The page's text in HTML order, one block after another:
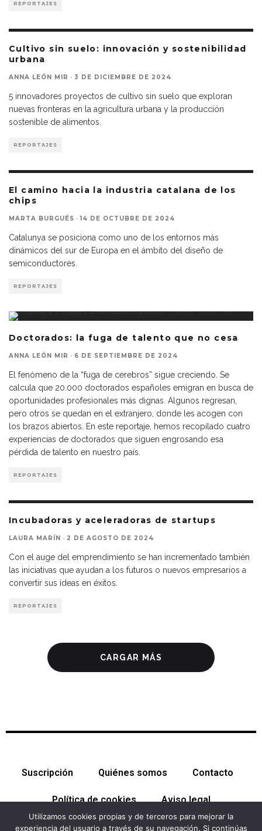
REPORTAJES
Cultivo sin suelo: innovación y sostenibilidad
urbana
ANNA LEÓN MIR · 3 DE DICIEMBRE DE 2024
5 innovadores proyectos de cultivo sin suelo que exploran
nuevas fronteras en la agricultura urbana y la producción
sostenible de alimentos.
REPORTAJES
El camino hacia la industria catalana de los
chips
MARTA BURGUÉS · 14 DE OCTUBRE DE 2024
Catalunya se posiciona como uno de los entornos más
dinámicos del sur de Europa en el ámbito del diseño de
semiconductores.
REPORTAJES
Doctorados: la fuga de talento que no cesa
ANNA LEÓN MIR · 6 DE SEPTIEMBRE DE 2024
El fenómeno de la “fuga de cerebros” sigue creciendo. Se
calcula que 20.000 doctorados españoles emigran en busca de
oportunidades profesionales más dignas. Algunos regresan,
pero otros se quedan en el extranjero, donde les acogen con
los brazos abiertos. En este reportaje, hemos recopilado cuatro
experiencias de doctorados que siguen engrosando esa
pérdida de talento en nuestro país.
REPORTAJES
Incubadoras y aceleradoras de startups
LAURA MARÍN · 2 DE AGOSTO DE 2024
Con el auge del emprendimiento se han incrementado también
las iniciativas que ayudan a los futuros o nuevos empresarios a
convertir sus ideas en éxitos.
REPORTAJES
CARGAR MÁS
Suscripción Quiénes somos Contacto
Política de cookies Aviso legal
Utilizamos cookies propias y de terceros para mejorar la
experiencia del usuario a través de su navegación. Si continúas